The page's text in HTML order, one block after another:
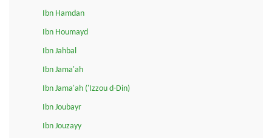
Ibn Hamdan
Ibn Houmayd
Ibn Jahbal
Ibn Jama'ah
Ibn Jama'ah ('Izzou d-Din)
Ibn Joubayr
Ibn Jouzayy